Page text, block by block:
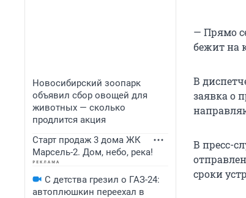
Новосибирский зоопарк
объявил сбор овощей для
животных — сколько
продлится акция
Старт продаж 3 дома ЖК
Марсель-2. Дом, небо, река!
С детства грезил о ГАЗ-24:
автоплюшкин переехал в
— Прямо
бежит на
В
заявка о
В пресс-
сроки